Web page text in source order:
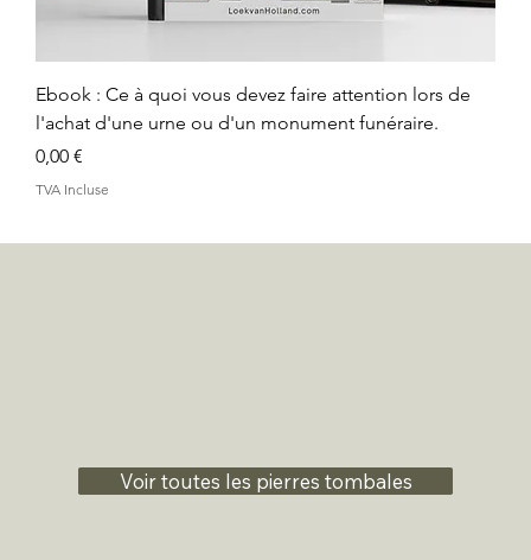
Ebook : Ce à quoi vous devez faire attention lors de
l'achat d'une urne ou d'un monument funéraire.
Prix
0,00 €
TVA Incluse
Voir toutes les pierres tombales